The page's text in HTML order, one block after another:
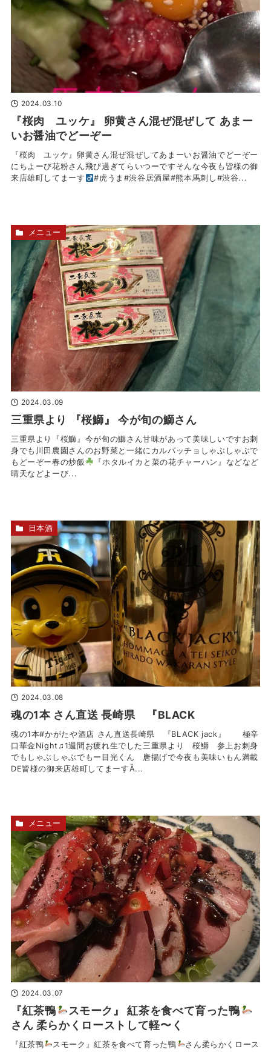
2024.03.10
『桜肉 ユッケ』 卵黄さん混ぜ混ぜして あまー
いお醤油でどーぞー
『桜肉 ユッケ』卵黄さん混ぜ混ぜしてあまーいお醤油でどーぞー
にちよーび花粉さん飛び過ぎてらいつーですそんな今夜も皆様の御
来店雄町してまーす‍
#虎うま#渋谷居酒屋#熊本馬刺し#渋谷...
2024.03.09
三重県より 『桜鰤』 今が旬の鰤さん
三重県より『桜鰤』今が旬の鰤さん甘味があって美味しいですお刺
身でも川田農園さんのお野菜と一緒にカルパッチョしゃぶしゃぶで
もどーぞー春の炒飯
『ホタルイカと菜の花チャーハン』などなど
晴天などよーび...
メニュー
2024.03.08
魂の1本 さん直送 長崎県 『BLACK
魂の1本#かがたや酒店 さん直送長崎県 『BLACK jack』 極辛
口華金Night♫1週間お疲れ生でした三重県より 桜鰤 参上お刺身
でもしゃぶしゃぶでもー目光くん 唐揚げで今夜も美味いもん満載
DE皆様の御来店雄町してまーすȀ...
日本酒
2024.03.07
『紅茶鴨
スモーク』 紅茶を食べて育った鴨
さん 柔らかくローストして軽〜く
『紅茶鴨 スモーク』紅茶を食べて育った鴨
さん柔らかくロース
メニュー